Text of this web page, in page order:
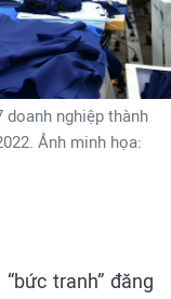
doanh nghiệp thành
Ảnh minh họa:
tranh” đăng